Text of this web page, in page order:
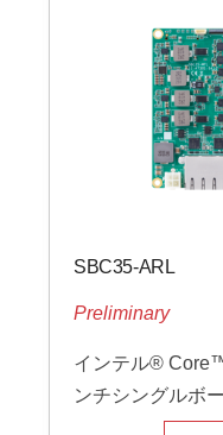
SBC35-ARL
Preliminary
インテル®
ンチシングルボ